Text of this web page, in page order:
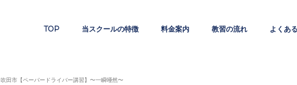
TOP 当スクールの特徴 料金案内 教習の流れ よくあ
吹田市【ペーパードライバー講習】〜一瞬唖然〜